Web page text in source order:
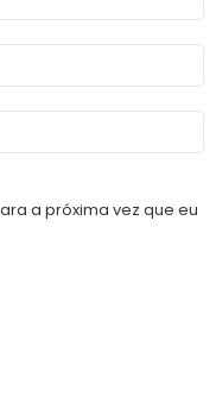
a próxima vez que eu